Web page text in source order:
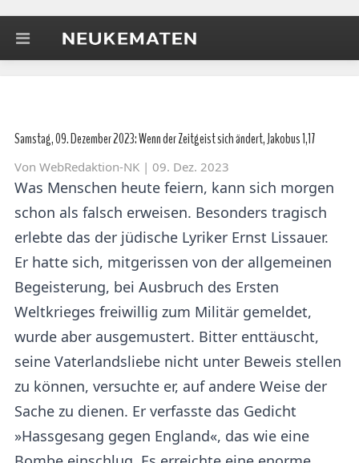
Samstag, 09. Dezember 2023: Wenn der Zeitgeist sich ändert, Jakobus 1,17
Von WebRedaktion-NK | 09. Dez. 2023
Was Menschen heute feiern, kann sich morgen
schon als falsch erweisen. Besonders tragisch
erlebte das der jüdische Lyriker Ernst Lissauer.
Er hatte sich, mitgerissen von der allgemeinen
Begeisterung, bei Ausbruch des Ersten
Weltkrieges freiwillig zum Militär gemeldet,
wurde aber ausgemustert. Bitter enttäuscht,
seine Vaterlandsliebe nicht unter Beweis stellen
zu können, versuchte er, auf andere Weise der
Sache zu dienen. Er verfasste das Gedicht
»Hassgesang gegen England«, das wie eine